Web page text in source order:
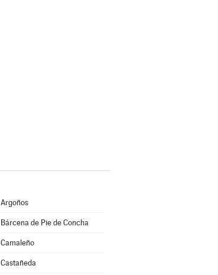
Argoños
Bárcena de Pie de Concha
Camaleño
Castañeda